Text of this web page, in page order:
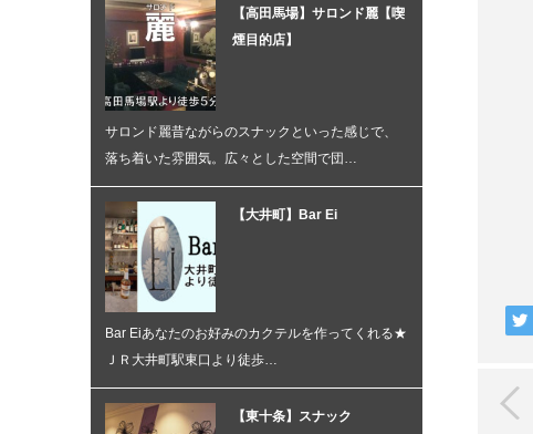
【高田馬場】サロンド麗【喫
煙目的店】
サロンド麗昔ながらのスナックといった感じで、
落ち着いた雰囲気。広々とした空間で団…
【大井町】Bar Ei
Bar Eiあなたのお好みのカクテルを作ってくれる★
ＪＲ大井町駅東口より徒歩…
【東十条】スナック